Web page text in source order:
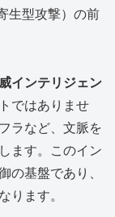
生型攻撃）の前
インテリジェン
ではありませ
ラなど、文脈を
ます。このイン
の基盤であり、
ります。